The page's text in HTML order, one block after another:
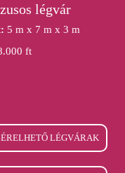
légvár
5 m x 7 m x 3 m
ft
LÉGVÁRAK